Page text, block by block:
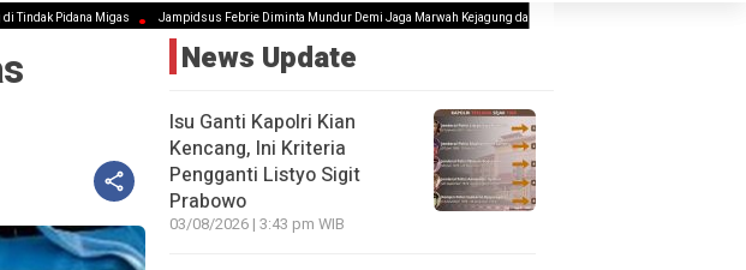
Migas Jampidsus Febrie Diminta Mundur Demi Jaga Marwah Kejagung dan Pemerintahan Prabowo
News Update
Isu Ganti Kapolri Kian
Kencang, Ini Kriteria
Pengganti Listyo Sigit
Prabowo
03/08/2026 | 3:43 pm WIB